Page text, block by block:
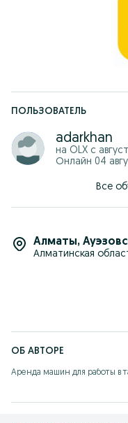
ПОЛЬЗОВАТЕЛЬ
adarkhan
на OLX с
Онлайн 04
Все
Алматы,
Алматинская
ОБ АВТОРЕ
Аренда машин для работы в